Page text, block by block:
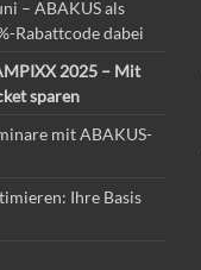
– ABAKUS als
Rabattcode dabei
2025 – Mit
sparen
mit ABAKUS-
Ihre Basis